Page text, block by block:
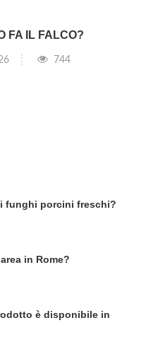
FA IL FALCO?
744
funghi porcini freschi?
in Rome?
è disponibile in